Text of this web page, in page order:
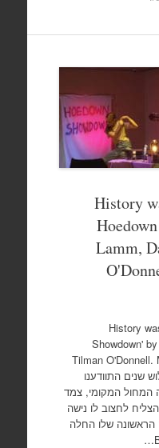
History
Lamm,
History
Showdown'
Tilman O'Donnell.
שנים התוודענו
המחול המקומי, צמד
לחצוב לו נישה
הראשונה שלו החלה